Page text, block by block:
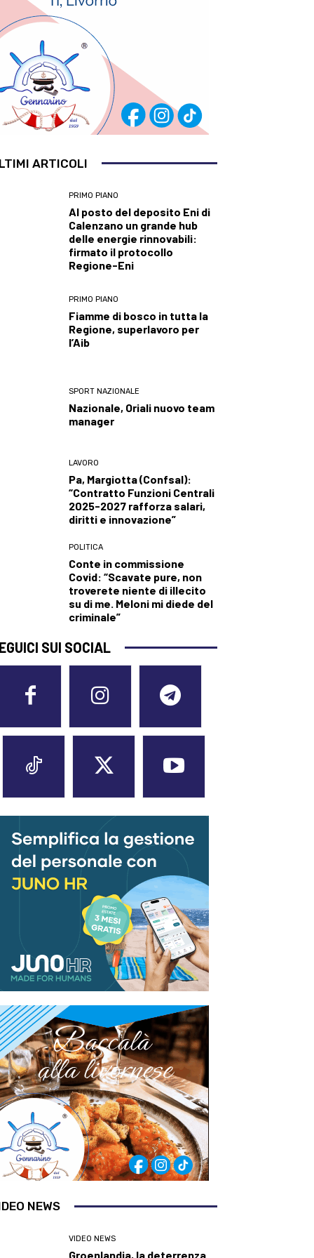
ARTICOLI
PRIMO PIANO
Al posto del deposito Eni di
Calenzano un grande hub
delle energie rinnovabili:
firmato il protocollo
Regione-Eni
PRIMO PIANO
Fiamme di bosco in tutta la
Regione, superlavoro per
l’Aib
SPORT NAZIONALE
Nazionale, Oriali nuovo team
manager
LAVORO
Pa, Margiotta (Confsal):
“Contratto Funzioni Centrali
2025-2027 rafforza salari,
diritti e innovazione”
POLITICA
Conte in commissione
Covid: “Scavate pure, non
troverete niente di illecito
su di me. Meloni mi diede del
criminale”
SUI SOCIAL
NEWS
VIDEO NEWS
Groenlandia, la deterrenza